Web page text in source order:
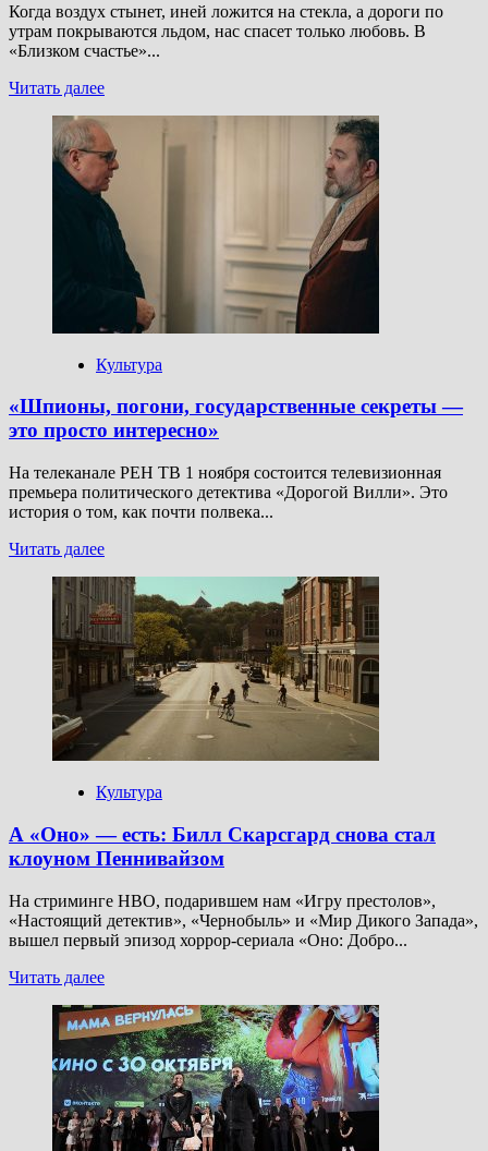
Когда воздух стынет, иней ложится на стекла, а дороги по
утрам покрываются льдом, нас спасет только любовь. В
«Близком счастье»...
Читать далееПрочитать
о
Был бы
милый
рядом:
какие
премьеры
телесериалов
ждут
в ноябре
Культура
«Шпионы, погони, государственные секреты —
это просто интересно»
На телеканале РЕН ТВ 1 ноября состоится телевизионная
премьера политического детектива «Дорогой Вилли». Это
история о том, как почти полвека...
Читать далееПрочитать
о
«Шпионы,
погони,
государственные
секреты
—
это
просто
интересно»
Культура
А «Оно» — есть: Билл Скарсгард снова стал
клоуном Пеннивайзом
На стриминге НВО, подарившем нам «Игру престолов»,
«Настоящий детектив», «Чернобыль» и «Мир Дикого Запада»,
вышел первый эпизод хоррор-сериала «Оно: Добро...
Читать далееПрочитать
о
А
«Оно»
—
есть:
Билл
Скарсгард